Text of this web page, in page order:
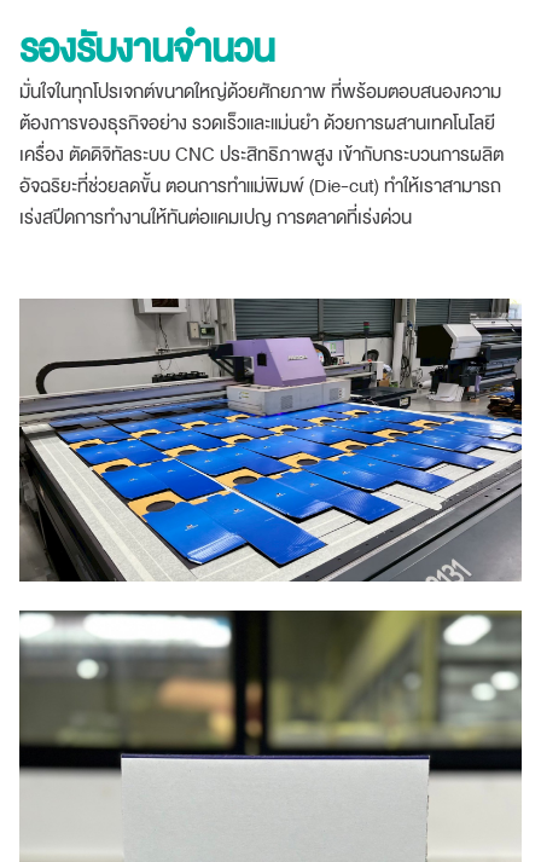
รองรับงานจำนวน
มั่นใจในทุกโปรเจกต์ขนาดใหญ่ด้วยศักยภาพ ที่พร้อมตอบสนองความ
ต้องการของธุรกิจอย่าง รวดเร็วและแม่นยำ ด้วยการผสานเทคโนโลยี
เครื่อง ตัดดิจิทัลระบบ CNC ประสิทธิภาพสูง เข้ากับกระบวนการผลิต
อัจฉริยะที่ช่วยลดขั้น ตอนการทำแม่พิมพ์ (Die-cut) ทำให้เราสามารถ
เร่งสปีดการทำงานให้ทันต่อแคมเปญ การตลาดที่เร่งด่วน